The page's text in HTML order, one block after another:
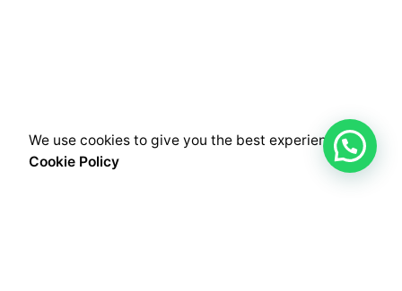
We use cookies to give you the best experience.
Cookie Policy